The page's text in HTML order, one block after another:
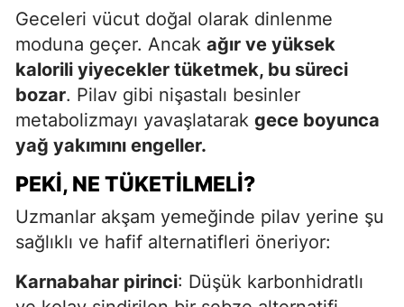
Geceleri vücut doğal olarak dinlenme
moduna geçer. Ancak ağır ve yüksek
kalorili yiyecekler tüketmek, bu süreci
bozar. Pilav gibi nişastalı besinler
metabolizmayı yavaşlatarak gece boyunca
yağ yakımını engeller.
PEKI, NE TÜKETILMELI?
Uzmanlar akşam yemeğinde pilav yerine şu
sağlıklı ve hafif alternatifleri öneriyor:
Karnabahar pirinci: Düşük karbonhidratlı